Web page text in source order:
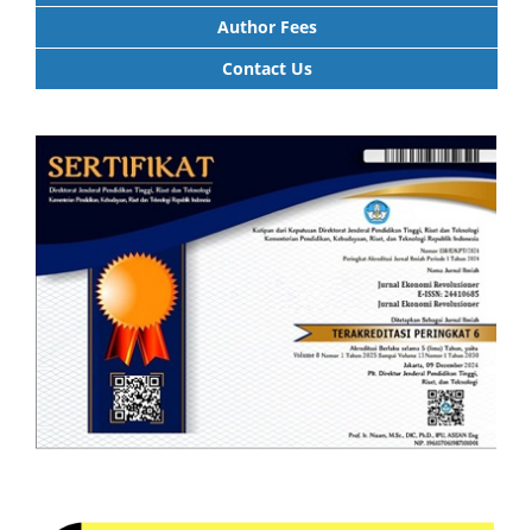
Author Fees
Contact Us